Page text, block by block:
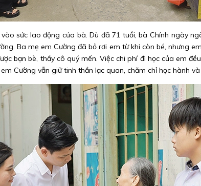
sức lao động của bà. Dù đã 71 tuổi, bà Chính ngày
Ba mẹ em Cường đã bỏ rơi em từ khi còn bé, nhưng
bạn bè, thầy cô quý mến. Việc chi phí đi học của em
Cường vẫn giữ tinh thần lạc quan, chăm chỉ học hành